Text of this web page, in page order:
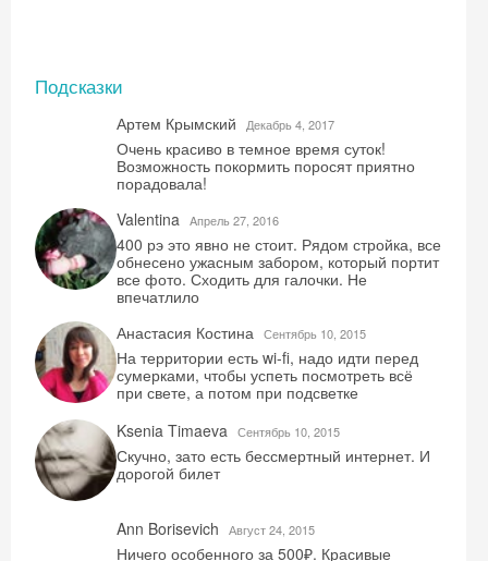
Подсказки
Артем Крымский Декабрь 4, 2017
Очень красиво в темное время суток!
Возможность покормить поросят приятно
порадовала!
Valentina Aпрель 27, 2016
400 рэ это явно не стоит. Рядом стройка, все
обнесено ужасным забором, который портит
все фото. Сходить для галочки. Не
впечатлило
Анастасия Костина Сентябрь 10, 2015
На территории есть wi-fi, надо идти перед
сумерками, чтобы успеть посмотреть всё
при свете, а потом при подсветке
Ksenia Timaeva Сентябрь 10, 2015
Скучно, зато есть бессмертный интернет. И
дорогой билет
Ann Borisevich Август 24, 2015
Ничего особенного за 500₽. Красивые